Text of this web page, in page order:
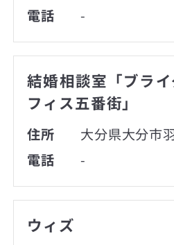
電話
-
結婚相談室「ブラ
フィス五番街」
住所
大分県大分市
電話
-
ウィズ